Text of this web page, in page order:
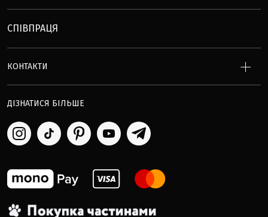
СПІВПРАЦЯ
КОНТАКТИ
ДІЗНАТИСЯ БІЛЬШЕ